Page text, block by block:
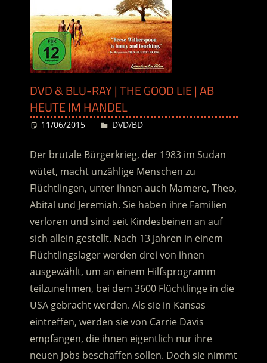
DVD & BLU-RAY | THE GOOD LIE | AB
HEUTE IM HANDEL
11/06/2015 Desiree
DVD/BD
Der brutale Bürgerkrieg, der 1983 im Sudan
wütet, macht unzählige Menschen zu
Flüchtlingen, unter ihnen auch Mamere, Theo,
Abital und Jeremiah. Sie haben ihre Familien
verloren und sind seit Kindesbeinen an auf
sich allein gestellt. Nach 13 Jahren in einem
Flüchtlingslager werden drei von ihnen
ausgewählt, um an einem Hilfsprogramm
teilzunehmen, bei dem 3600 Flüchtlinge in die
USA gebracht werden. Als sie in Kansas
eintreffen, werden sie von Carrie Davis
empfangen, die ihnen eigentlich nur ihre
neuen Jobs beschaffen sollen. Doch sie nimmt